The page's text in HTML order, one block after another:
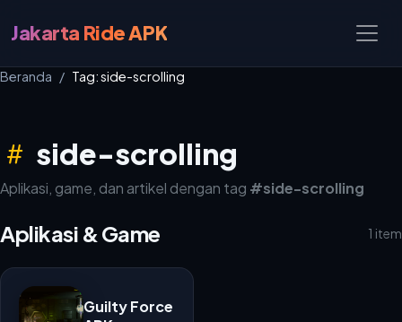
Jakarta Ride APK
Beranda Tag: side-scrolling
side-scrolling
Aplikasi, game, dan artikel dengan tag #side-scrolling
Aplikasi & Game 1 item
Guilty Force